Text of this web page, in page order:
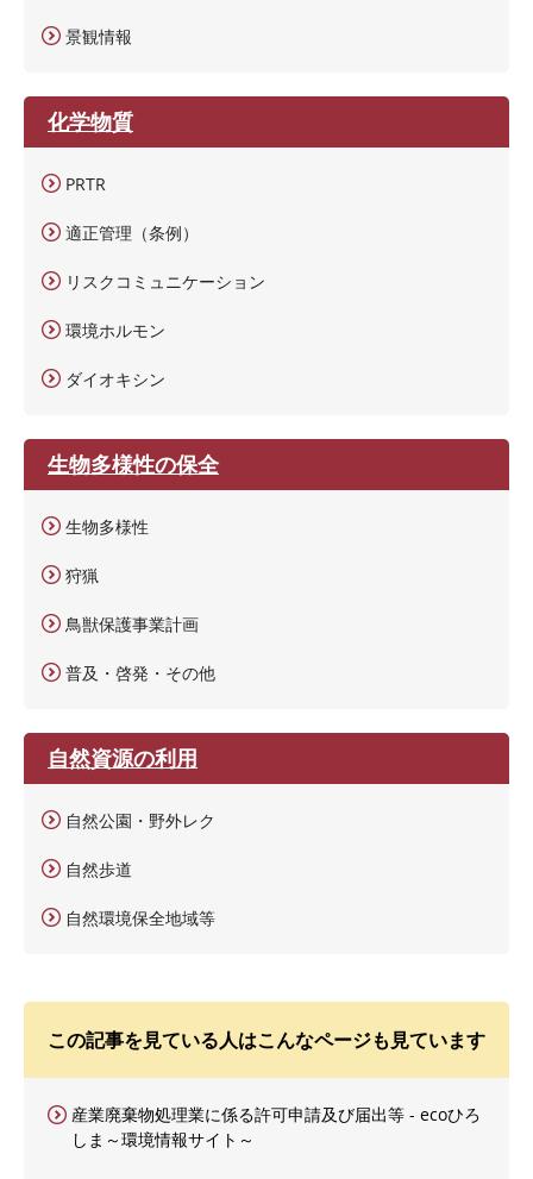
景観情報
化学物質
PRTR
適正管理（条例）
リスクコミュニケーション
環境ホルモン
ダイオキシン
生物多様性の保全
生物多様性
狩猟
鳥獣保護事業計画
普及・啓発・その他
自然資源の利用
自然公園・野外レク
自然歩道
自然環境保全地域等
この記事を見ている人はこんなページも見ています
産業廃棄物処理業に係る許可申請及び届出等 - ecoひろ
しま～環境情報サイト～